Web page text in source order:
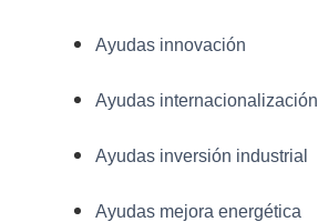
Ayudas innovación
Ayudas internacionalización
Ayudas inversión industrial
Ayudas mejora energética